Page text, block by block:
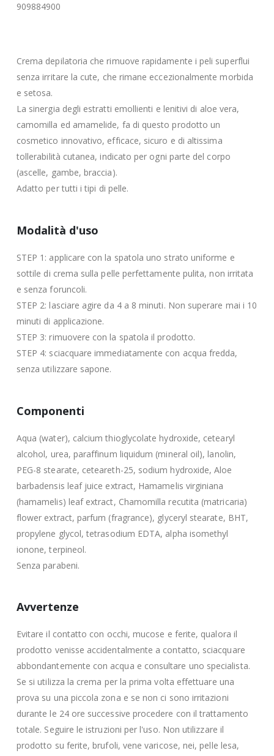
909884900
Crema depilatoria che rimuove rapidamente i peli superflui
senza irritare la cute, che rimane eccezionalmente morbida
e setosa.
La sinergia degli estratti emollienti e lenitivi di aloe vera,
camomilla ed amamelide, fa di questo prodotto un
cosmetico innovativo, efficace, sicuro e di altissima
tollerabilità cutanea, indicato per ogni parte del corpo
(ascelle, gambe, braccia).
Adatto per tutti i tipi di pelle.
Modalità d'uso
STEP 1: applicare con la spatola uno strato uniforme e
sottile di crema sulla pelle perfettamente pulita, non irritata
e senza foruncoli.
STEP 2: lasciare agire da 4 a 8 minuti. Non superare mai i 10
minuti di applicazione.
STEP 3: rimuovere con la spatola il prodotto.
STEP 4: sciacquare immediatamente con acqua fredda,
senza utilizzare sapone.
Componenti
Aqua (water), calcium thioglycolate hydroxide, cetearyl
alcohol, urea, paraffinum liquidum (mineral oil), lanolin,
PEG-8 stearate, ceteareth-25, sodium hydroxide, Aloe
barbadensis leaf juice extract, Hamamelis virginiana
(hamamelis) leaf extract, Chamomilla recutita (matricaria)
flower extract, parfum (fragrance), glyceryl stearate, BHT,
propylene glycol, tetrasodium EDTA, alpha isomethyl
ionone, terpineol.
Senza parabeni.
Avvertenze
Evitare il contatto con occhi, mucose e ferite, qualora il
prodotto venisse accidentalmente a contatto, sciacquare
abbondantemente con acqua e consultare uno specialista.
Se si utilizza la crema per la prima volta effettuare una
prova su una piccola zona e se non ci sono irritazioni
durante le 24 ore successive procedere con il trattamento
totale. Seguire le istruzioni per l'uso. Non utilizzare il
prodotto su ferite, brufoli, vene varicose, nei, pelle lesa,